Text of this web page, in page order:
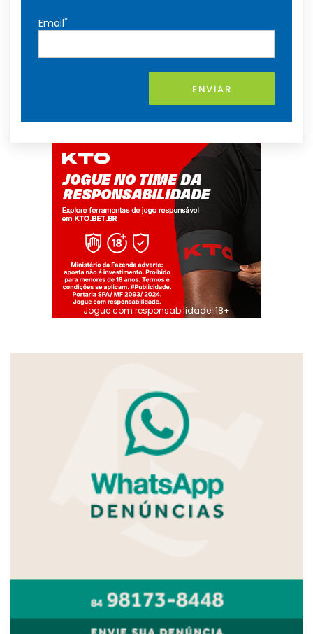
Email*
ENVIAR
Jogue com responsabilidade. 18+